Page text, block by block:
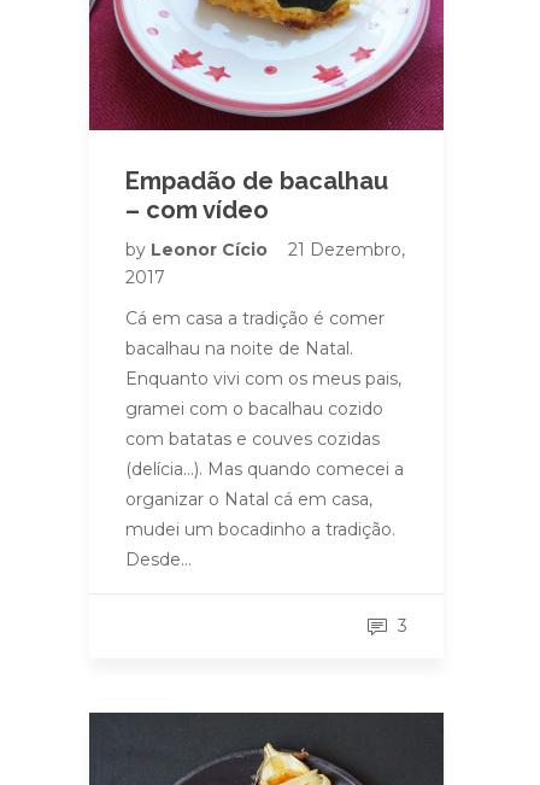
Empadão de bacalhau
– com vídeo
by Leonor Cício
21 Dezembro,
2017
Cá em casa a tradição é comer
bacalhau na noite de Natal.
Enquanto vivi com os meus pais,
gramei com o bacalhau cozido
com batatas e couves cozidas
(delícia…). Mas quando comecei a
organizar o Natal cá em casa,
mudei um bocadinho a tradição.
Desde…
3